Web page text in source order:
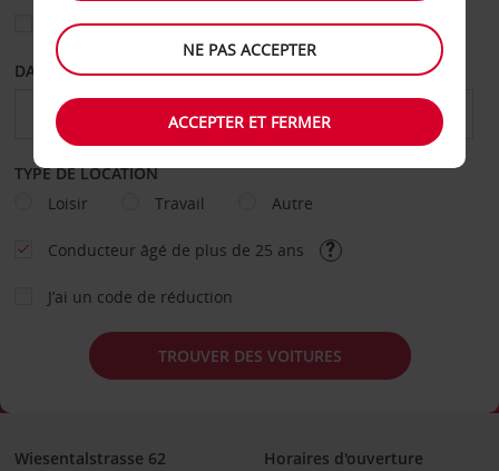
Sélectionnez une autre agence de retour
DATE DE DÉPART DATE DE RETOUR
TYPE DE LOCATION
Loisir
Travail Autre
Conducteur âgé de plus de 25 ans
J’ai un code de réduction
TROUVER DES VOITURES
Wiesentalstrasse 62
Horaires d'ouverture
NE PAS ACCEPTER
ACCEPTER ET FERMER